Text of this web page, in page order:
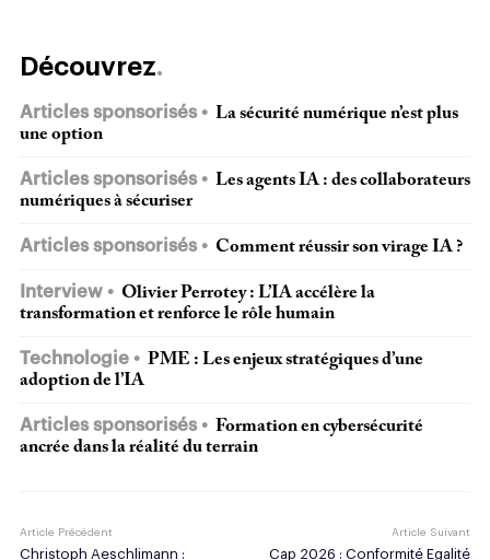
Découvrez
Articles sponsorisés
La sécurité numérique n’est plus
une option
Articles sponsorisés
Les agents IA : des collaborateurs
numériques à sécuriser
Articles sponsorisés Comment réussir son virage IA ?
Interview
Olivier Perrotey : L’IA accélère la
transformation et renforce le rôle humain
Technologie
PME : Les enjeux stratégiques d’une
adoption de l’IA
Articles sponsorisés
Formation en cybersécurité
ancrée dans la réalité du terrain
Article Précédent
Christoph Aeschlimann :
Article Suivant
Cap 2026 : Conformité Egalité